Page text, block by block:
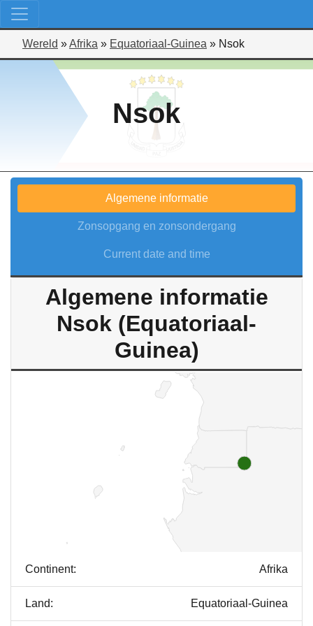
Wereld »Afrika » Equatoriaal-Guinea » Nsok
Nsok
Algemene informatie
Zonsopgang en zonsondergang
Current date and time
Algemene informatie
Nsok (Equatoriaal-
Guinea)
Continent: Afrika
Land: Equatoriaal-Guinea